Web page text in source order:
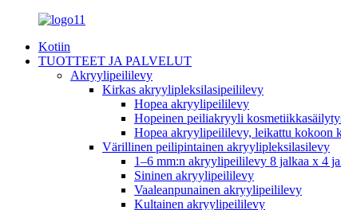
Kotiin
TUOTTEET JA PALVELUT
Akryylipeililevy
Kirkas akryylipleksilasipeililevy
Hopea akryylipeililevy
Hopeinen peiliakryyli
Hopea akryylipeililevy, leikattu kokoon
Värillinen peilipintainen akryylipleksilasilevy
1–6 mm:n akryylipeililevy 8 jalkaa x 4
Sininen akryylipeililevy
Vaaleanpunainen akryylipeililevy
Kultainen akryylipeililevy